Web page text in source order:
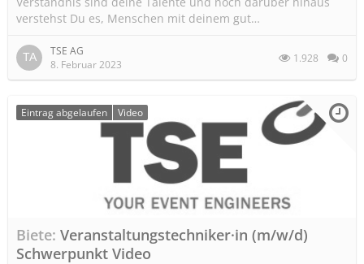
verstehst Du es, Menschen mit deinem gut…
TSE AG
8. Februar 2023
1.928 0
Eintrag abgelaufen Video
Biete Veranstaltungstechniker·in (m/w/d)
Schwerpunkt Video